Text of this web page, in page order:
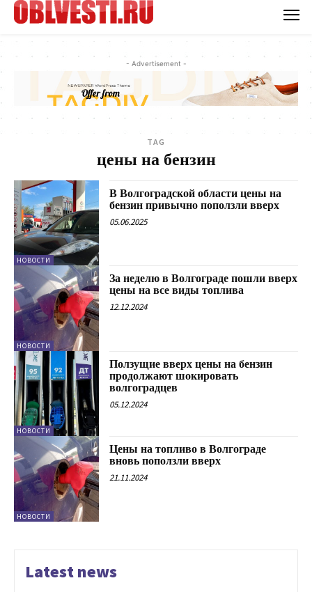
- Advertisement -
TAG
цены на бензин
НОВОСТИ
В Волгоградской области цены на
бензин привычно поползли вверх
05.06.2025
НОВОСТИ
За неделю в Волгограде пошли вверх
цены на все виды топлива
12.12.2024
НОВОСТИ
Ползущие вверх цены на бензин
продолжают шокировать
волгоградцев
05.12.2024
НОВОСТИ
Цены на топливо в Волгограде
вновь поползли вверх
21.11.2024
Latest news